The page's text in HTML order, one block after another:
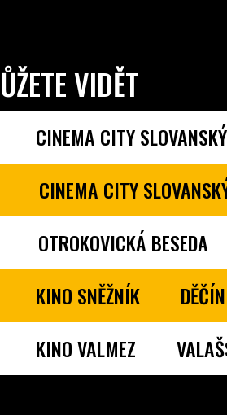
VIDĚT
CINEMA CITY
CINEMA CITY
OTROKOVICKÁ BESEDA
KINO SNĚŽNÍK DĚČÍN
KINO VALMEZ